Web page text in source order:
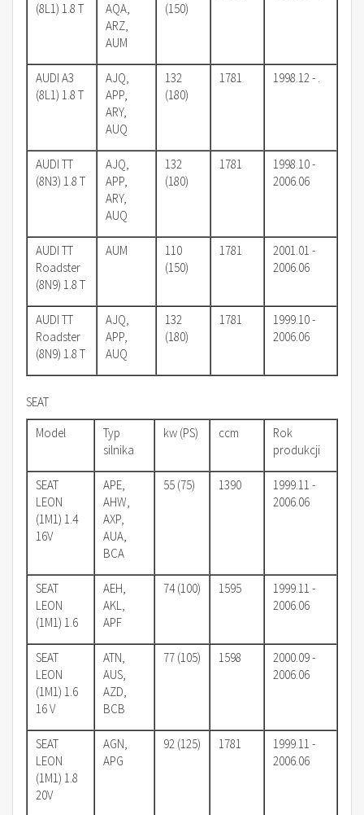
(8L1) 1.8 T
AQA,
ARZ,
AUM
(150)
AUDI A3
(8L1) 1.8 T
AJQ,
APP,
ARY,
AUQ
132
(180)
1781 1998.12 - .
AUDI TT
(8N3) 1.8 T
AJQ,
APP,
ARY,
AUQ
132
(180)
1781
1998.10 -
2006.06
AUDI TT
Roadster
(8N9) 1.8 T
AUM
110
(150)
1781
2001.01 -
2006.06
AUDI TT
Roadster
(8N9) 1.8 T
AJQ,
APP,
AUQ
132
(180)
1781
1999.10 -
2006.06
SEAT
Model
Typ
silnika
kw (PS) ccm
Rok
produkcji
SEAT
LEON
(1M1) 1.4
16V
APE,
AHW,
AXP,
AUA,
BCA
55 (75) 1390
1999.11 -
2006.06
SEAT
LEON
(1M1) 1.6
AEH,
AKL,
APF
74 (100) 1595
1999.11 -
2006.06
SEAT
LEON
(1M1) 1.6
16 V
ATN,
AUS,
AZD,
BCB
77 (105) 1598
2000.09 -
2006.06
SEAT
LEON
(1M1) 1.8
20V
AGN,
APG
92 (125) 1781
1999.11 -
2006.06